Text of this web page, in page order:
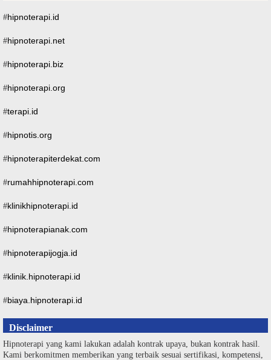
#hipnoterapi.id
#hipnoterapi.net
#hipnoterapi.biz
#hipnoterapi.org
#terapi.id
#hipnotis.org
#hipnoterapiterdekat.com
#rumahhipnoterapi.com
#klinikhipnoterapi.id
#hipnoterapianak.com
#hipnoterapijogja.id
#klinik.hipnoterapi.id
#biaya.hipnoterapi.id
Disclaimer
Hipnoterapi yang kami lakukan adalah kontrak upaya, bukan kontrak hasil.
Kami berkomitmen memberikan yang terbaik sesuai sertifikasi, kompetensi,